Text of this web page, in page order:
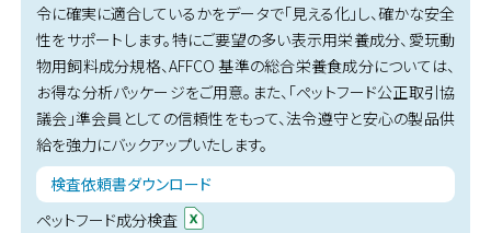
令に確実に適合しているかをデータで「見える化」し、確かな安全
性をサポートします。特にご要望の多い表示用栄養成分、愛玩動
物用飼料成分規格、AFFCO 基準の総合栄養食成分については、
お得な分析パッケージをご用意。また、「ペットフード公正取引協
議会」準会員としての信頼性をもって、法令遵守と安心の製品供
給を強力にバックアップいたします。
検査依頼書ダウンロード
ペットフード成分検査